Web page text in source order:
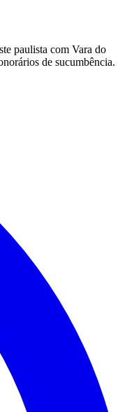
paulista com Vara do
de sucumbência.